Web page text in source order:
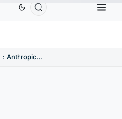
TetherUSDT ↑0.00%
AI智能体与DeFi：Anthropic报告揭示460万美元模拟漏洞